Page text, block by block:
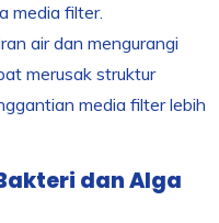
media filter.
air dan mengurangi
merusak struktur
media filter lebih
dan Alga